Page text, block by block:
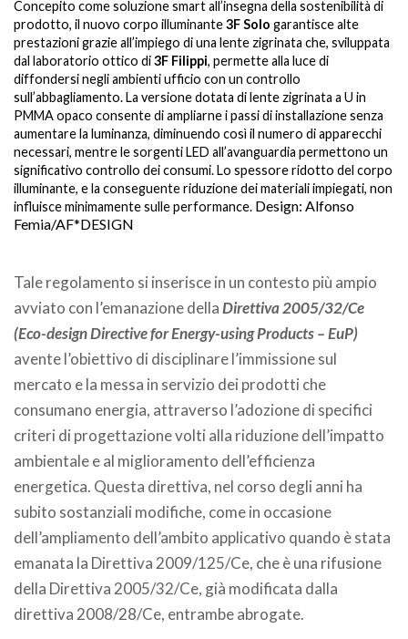
Concepito come soluzione smart all’insegna della sostenibilità di
prodotto, il nuovo corpo illuminante3F Solo garantisce alte
prestazioni grazie all’impiego di una lente zigrinata che, sviluppata
dal laboratorio ottico di3F Filippi, permette alla luce di
diffondersi negli ambienti ufficio con un controllo
sull’abbagliamento. La versione dotata di lente zigrinata a U in
PMMA opaco consente di ampliarne i passi di installazione senza
aumentare la luminanza, diminuendo così il numero di apparecchi
necessari, mentre le sorgenti LED all’avanguardia permettono un
significativo controllo dei consumi. Lo spessore ridotto del corpo
illuminante, e la conseguente riduzione dei materiali impiegati, non
influisce minimamente sulle performance. Design: Alfonso
Femia/AF*DESIGN
Tale regolamento si inserisce in un contesto più ampio
avviato con l’emanazione dellaDirettiva 2005/32/Ce
(Eco-design Directive for Energy-using Products – EuP)
avente l’obiettivo di disciplinare l’immissione sul
mercato e la messa in servizio dei prodotti che
consumano energia, attraverso l’adozione di specifici
criteri di progettazione volti alla riduzione dell’impatto
ambientale e al miglioramento dell’efficienza
energetica. Questa direttiva, nel corso degli anni ha
subito sostanziali modifiche, come in occasione
dell’ampliamento dell’ambito applicativo quando è stata
emanata la Direttiva 2009/125/Ce, che è una rifusione
della Direttiva 2005/32/Ce, già modificata dalla
direttiva 2008/28/Ce, entrambe abrogate.